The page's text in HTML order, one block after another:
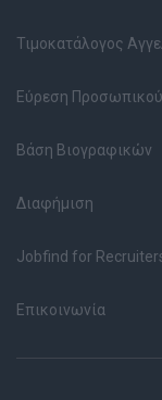
Τιμοκατάλογος
Εύρεση
Βάση Βιογραφικών
Διαφήμιση
Jobfind for
Επικοινωνία